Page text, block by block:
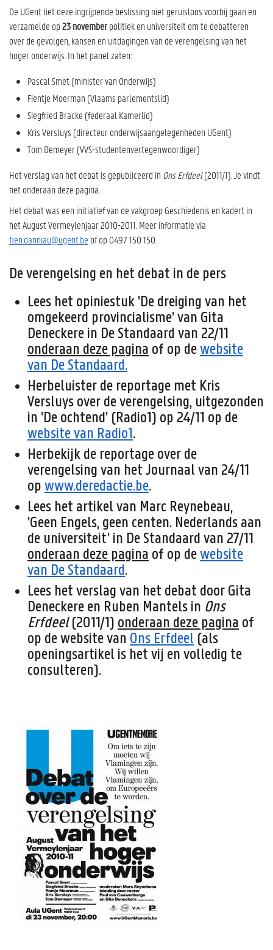
De UGent liet deze ingrijpende beslissing niet geruisloos voorbij gaan en
verzamelde op23 novemberpolitiek en universiteit om te debatteren
over de gevolgen, kansen en uitdagingen van de verengelsing van het
hoger onderwijs. In het panel zaten:
Pascal Smet (minister van Onderwijs)
Fientje Moerman (Vlaams parlementslid)
Siegfried Bracke (federaal Kamerlid)
Kris Versluys (directeur onderwijsaangelegenheden UGent)
Tom Demeyer (VVS-studentenvertegenwoordiger)
Het verslag van het debat is gepubliceerd in Ons Erfdeel(2011/1). Je vindt
het onderaan deze pagina.
Het debat was een initiatief van de vakgroep Geschiedenis en kadert in
het August Vermeylenjaar 2010-2011. Meer informatie via
fien.danniau@ugent.be of op 0497 150 150.
De verengelsing en het debat in de pers
Lees het opiniestuk 'De dreiging van het
omgekeerd provincialisme' van Gita
Deneckere in De Standaard van 22/11
onderaan deze pagina of op dewebsite
van De Standaard.
Herbeluister de reportage met Kris
Versluys over de verengelsing, uitgezonden
in 'De ochtend' (Radio1) op 24/11 op de
website van Radio1.
Herbekijk de reportage over de
verengelsing van het Journaal van 24/11
op www.deredactie.be.
Lees het artikel van Marc Reynebeau,
'Geen Engels, geen centen. Nederlands aan
de universiteit' in De Standaard van 27/11
onderaan deze pagina of op dewebsite
van De Standaard.
Lees het verslag van het debat door Gita
Deneckere en Ruben Mantels in Ons
Erfdeel(2011/1) onderaan deze pagina of
op de website van Ons Erfdeel (als
openingsartikel is het vij en volledig te
consulteren).